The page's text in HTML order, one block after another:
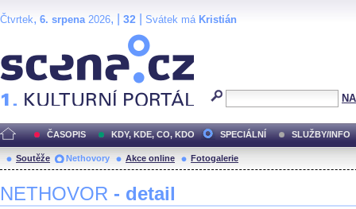
Čtvrtek, 6. srpena2026, | 32 Svátek má Kristián
ČASOPIS KDY, KDE, CO, KDO SPECIÁLNÍ SLUŽBY/INFO
Soutěže Nethovory Akce online Fotogalerie
NETHOVOR - detail